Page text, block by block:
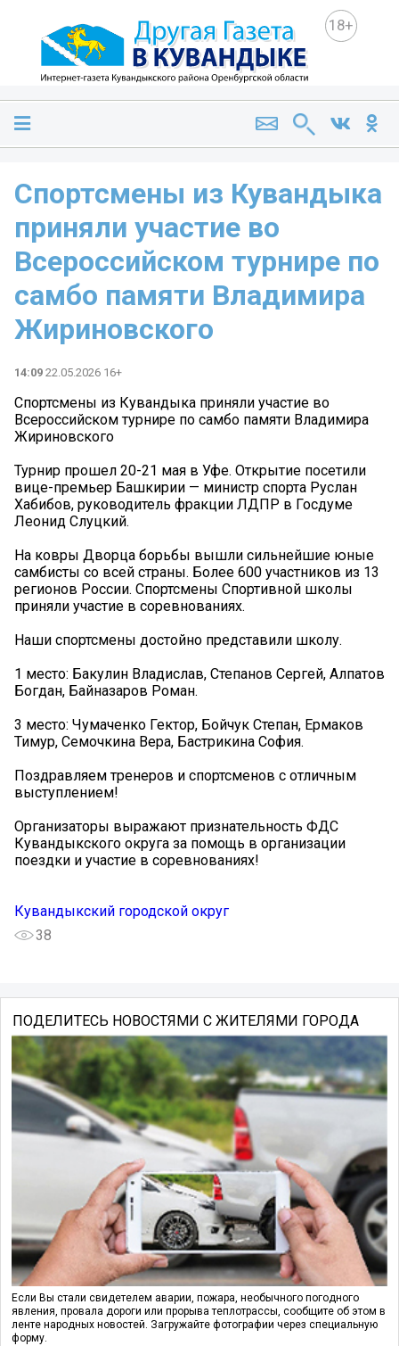
18+
Спортсмены из Кувандыка
приняли участие во
Всероссийском турнире по
самбо памяти Владимира
Жириновского
14:09 22.05.2026 16+
Спортсмены из Кувандыка приняли участие во
Всероссийском турнире по самбо памяти Владимира
Жириновского
Турнир прошел 20-21 мая в Уфе. Открытие посетили
вице-премьер Башкирии — министр спорта Руслан
Хабибов, руководитель фракции ЛДПР в Госдуме
Леонид Слуцкий.
На ковры Дворца борьбы вышли сильнейшие юные
самбисты со всей страны. Более 600 участников из 13
регионов России. Спортсмены Спортивной школы
приняли участие в соревнованиях.
Наши спортсмены достойно представили школу.
1 место: Бакулин Владислав, Степанов Сергей, Алпатов
Богдан, Байназаров Роман.
3 место: Чумаченко Гектор, Бойчук Степан, Ермаков
Тимур, Семочкина Вера, Бастрикина София.
Поздравляем тренеров и спортсменов с отличным
выступлением!
Организаторы выражают признательность ФДС
Кувандыкского округа за помощь в организации
поездки и участие в соревнованиях!
Кувандыкский городской округ
38
ПОДЕЛИТЕСЬ НОВОСТЯМИ С ЖИТЕЛЯМИ ГОРОДА
Если Вы стали свидетелем аварии, пожара, необычного погодного
явления, провала дороги или прорыва теплотрассы, сообщите об этом в
ленте народных новостей. Загружайте фотографии через специальную
форму.